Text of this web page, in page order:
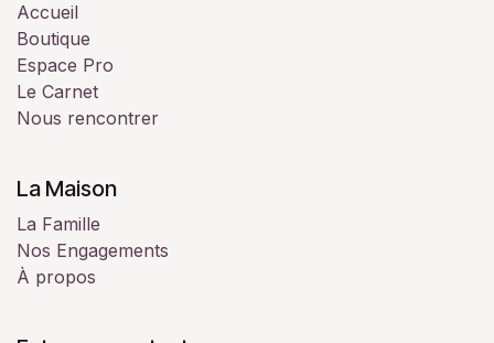
Accueil
Boutique
Espace Pro
Le Carnet
Nous rencontrer
La Maison
La Famille
Nos Engagements
À propos